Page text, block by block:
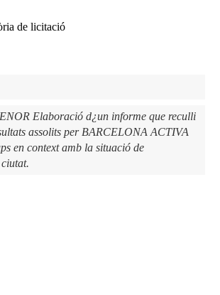
de licitació
Elaboració d¿un informe que reculli
assolits per BARCELONA ACTIVA
en context amb la situació de